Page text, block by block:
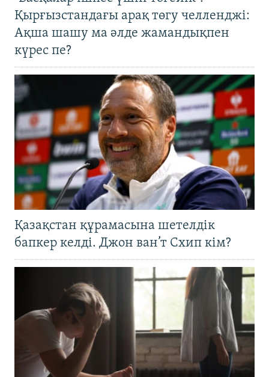
Қырғызстандағы арақ төгу челленджі:
Ақша шашу ма әлде жамандықпен
күрес пе?
Қазақстан құрамасына шетелдік
бапкер келді. Джон ван’т Схип кім?